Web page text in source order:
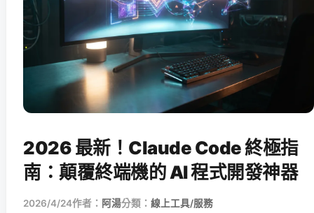
2026 最新！Claude Code 終極指
南：顛覆終端機的 AI 程式開發神器
2026/4/24作者： 阿湯分類： 線上工具/服務